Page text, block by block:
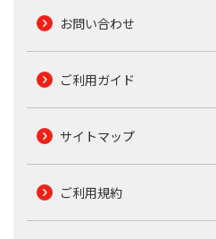
お問い合わせ
ご利用ガイド
サイトマップ
ご利用規約